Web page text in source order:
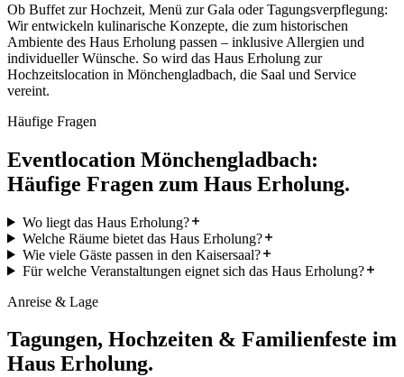
Ob Buffet zur Hochzeit, Menü zur Gala oder Tagungsverpflegung:
Wir entwickeln kulinarische Konzepte, die zum historischen
Ambiente des Haus Erholung passen – inklusive Allergien und
individueller Wünsche. So wird das Haus Erholung zur
Hochzeitslocation in Mönchengladbach, die Saal und Service
vereint.
Häufige Fragen
Eventlocation Mönchengladbach:
Häufige Fragen zum Haus Erholung.
Wo liegt das Haus Erholung?
Welche Räume bietet das Haus Erholung?
Wie viele Gäste passen in den Kaisersaal?
Für welche Veranstaltungen eignet sich das Haus Erholung?
Anreise & Lage
Tagungen, Hochzeiten & Familienfeste im
Haus Erholung.